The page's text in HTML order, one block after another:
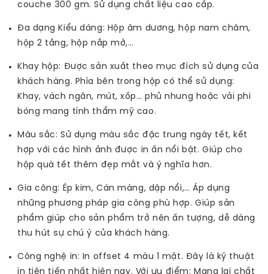
couche 300 gm. Sử dụng chất liệu cao cấp.
Đa dạng Kiểu dáng: Hộp âm dương, hộp nam châm,
hộp 2 tầng, hộp nắp mở,…
Khay hộp: Được sản xuất theo mục đích sử dụng của
khách hàng. Phía bên trong hộp có thể sử dụng:
Khay, vách ngăn, mút, xốp… phủ nhung hoặc vải phi
bóng mang tính thẩm mỹ cao.
Màu sắc: Sử dụng màu sắc đặc trung ngày tết, kết
hợp với các hình ảnh được in ấn nổi bật. Giúp cho
hộp quà tết thêm đẹp mắt và ý nghĩa hơn.
Gia công: Ép kim, Cán màng, dập nổi,… Áp dụng
những phương pháp gia công phù hợp. Giúp sản
phẩm giúp cho sản phẩm trở nên ấn tượng, dễ dàng
thu hút sự chú ý của khách hàng.
Công nghệ in: In offset 4 màu 1 mặt. Đây là kỹ thuật
in tiên tiến nhất hiện nay. Với ưu điểm: Mang lại chất